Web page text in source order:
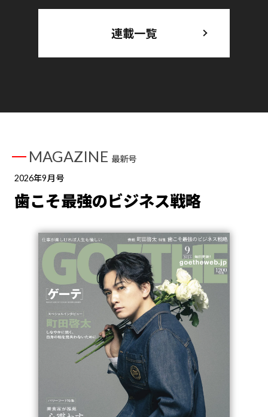
連載一覧
MAGAZINE 最新号
2026年9月号
歯こそ最強のビジネス戦略